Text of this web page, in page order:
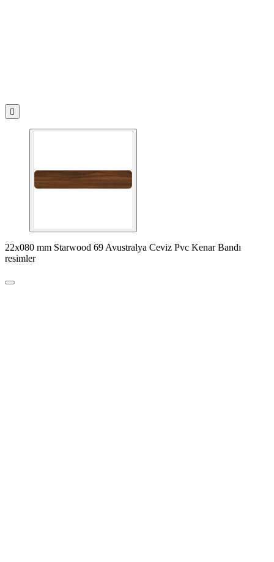

22x080 mm Starwood 69 Avustralya Ceviz Pvc Kenar Bandı
resimler